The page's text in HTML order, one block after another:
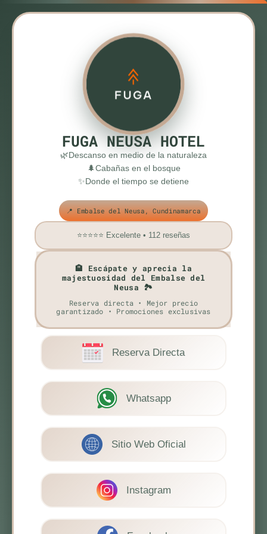
FUGA NEUSA HOTEL
🌿Descanso en medio de la naturaleza
🌲Cabañas en el bosque
✨Donde el tiempo se detiene
📍 Embalse del Neusa, Cundinamarca
⭐⭐⭐⭐⭐ Excelente • 112 reseñas
🏨 Escápate y aprecia la
majestuosidad del Embalse del
Neusa 🏞️
Reserva directa • Mejor precio
garantizado • Promociones exclusivas
Reserva Directa
Whatsapp
Sitio Web Oficial
Instagram